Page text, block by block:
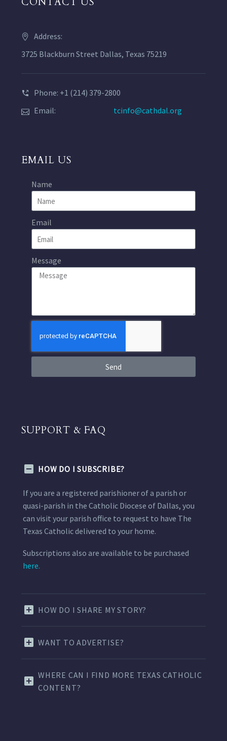
Address:
3725 Blackburn Street Dallas, Texas 75219
Phone: +1 (214) 379-2800
Email:
tcinfo@cathdal.org
EMAIL US
Name
Email
Message
Send
SUPPORT & FAQ
HOW DO I SUBSCRIBE?
If you are a registered parishioner of a parish or
quasi-parish in the Catholic Diocese of Dallas, you
can visit your parish office to request to have The
Texas Catholic delivered to your home.
Subscriptions also are available to be purchased
here.
HOW DO I SHARE MY STORY?
WANT TO ADVERTISE?
WHERE CAN I FIND MORE TEXAS CATHOLIC
CONTENT?